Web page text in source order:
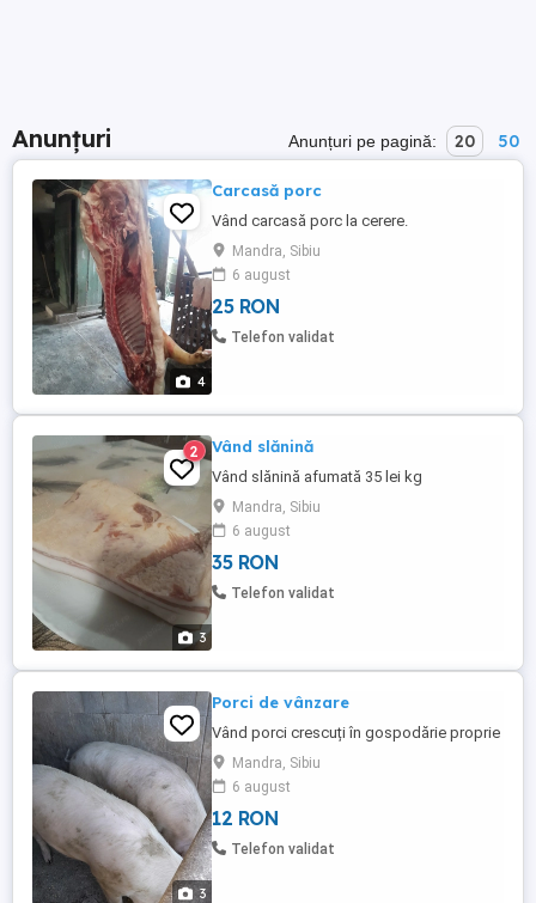
Anunțuri Anunțuri pe pagină: 20 50
4
Carcasă porc
Vând carcasă porc la cerere.
Mandra, Sibiu
6 august
25 RON
Telefon validat
3
2 Vând slănină
Vând slănină afumată 35 lei kg
Mandra, Sibiu
6 august
35 RON
Telefon validat
3
Porci de vânzare
Vând porci crescuți în gospodărie proprie
Mandra, Sibiu
6 august
12 RON
Telefon validat